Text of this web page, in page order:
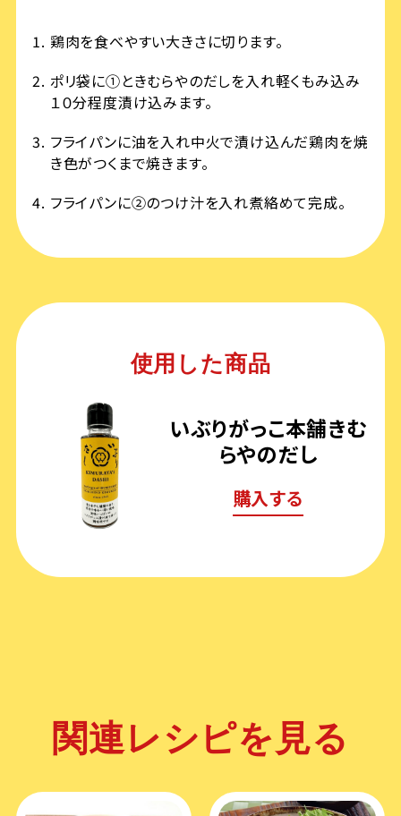
鶏肉を食べやすい大きさに切ります。
ポリ袋に①ときむらやのだしを入れ軽くもみ込み
１０分程度漬け込みます。
フライパンに油を入れ中火で漬け込んだ鶏肉を焼
き色がつくまで焼きます。
フライパンに②のつけ汁を入れ煮絡めて完成。
使用した商品
いぶりがっこ本舗きむ
らやのだし
購入する
関連レシピを見る